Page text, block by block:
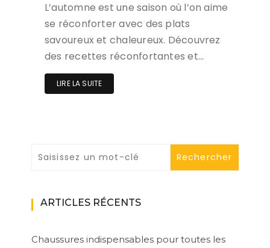
L’automne est une saison où l’on aime
se réconforter avec des plats
savoureux et chaleureux. Découvrez
des recettes réconfortantes et…
LIRE LA SUITE
ARTICLES RÉCENTS
Chaussures indispensables pour toutes les